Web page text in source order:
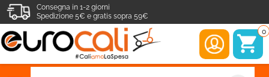
Consegna in 1-2 giorni
Spedizione 5€ e gratis sopra 59€
0